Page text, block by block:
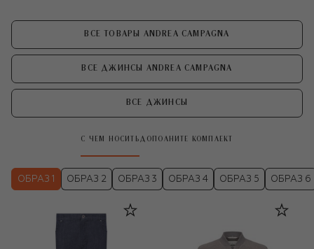
ВСЕ ТОВАРЫ ANDREA CAMPAGNA
ВСЕ ДЖИНСЫ ANDREA CAMPAGNA
ВСЕ ДЖИНСЫ
С ЧЕМ НОСИТЬ ДОПОЛНИТЕ КОМПЛЕКТ
ОБРАЗ 1 ОБРАЗ 2 ОБРАЗ 3 ОБРАЗ 4 ОБРАЗ 5 ОБРАЗ 6